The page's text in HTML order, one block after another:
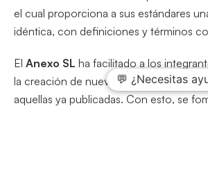
el cual proporciona a sus estándares
idéntica, con definiciones y términos
El Anexo SL ha facilitado a los
la creación de nuevas normas de
aquellas ya publicadas. Con esto, se
💬 ¿Necesitas